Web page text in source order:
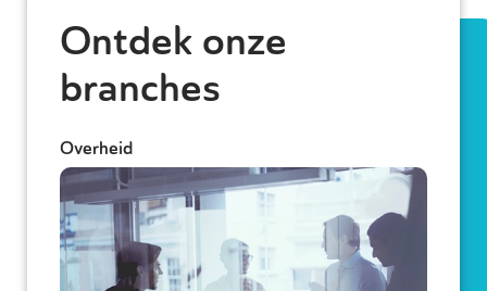
Ontdek onze
branches
Overheid